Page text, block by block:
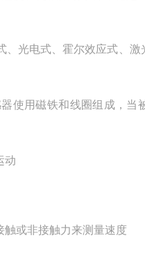
光电式、霍尔效应式、
使用磁铁和线圈组成，当
动
或非接触力来测量速度